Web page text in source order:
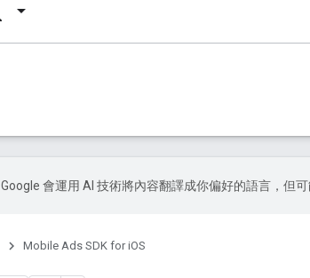
Google 會運用 AI 技術將內容翻譯成你偏好的語言，但可
Mobile Ads SDK for iOS